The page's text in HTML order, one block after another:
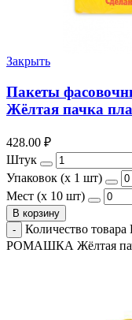
Закрыть
Пакеты
Жёлтая пачка
428.00 ₽
Штук
Упаковок (x 1 шт)
Мест (x 10 шт)
В корзину
Количество
РОМАШКА Жёлтая